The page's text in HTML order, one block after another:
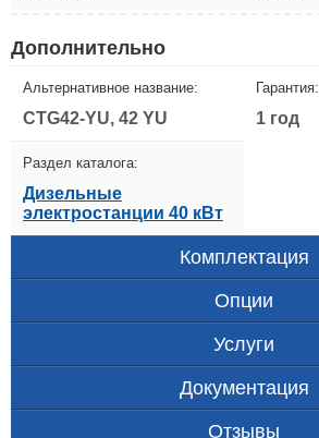
Дополнительно
Альтернативное название:
CTG42-YU, 42 YU
Гарантия:
1 год
Раздел каталога:
Дизельные
электростанции 40 кВт
Комплектация
Опции
Услуги
Документация
Отзывы